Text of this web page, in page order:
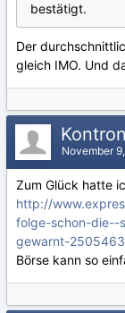
bestätigt.
Der
gleich IMO. Und
Kontron
November
Zum Glück hatte
http://
folge-schon-die--
gewarnt-
Börse kann so